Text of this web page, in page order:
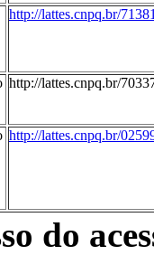
http://lattes.cnpq.br/
http://lattes.cnpq.br/
http://lattes.cnpq.br/
do